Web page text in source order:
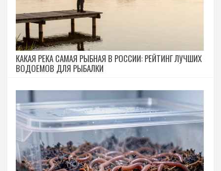
КАКАЯ РЕКА САМАЯ РЫБНАЯ В РОССИИ: РЕЙТИНГ ЛУЧШИХ
ВОДОЕМОВ ДЛЯ РЫБАЛКИ